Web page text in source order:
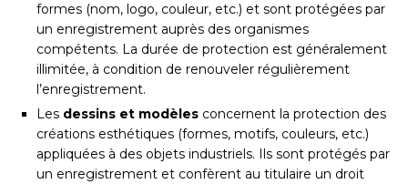
formes (nom, logo, couleur, etc.) et sont protégées par
un enregistrement auprès des organismes
compétents. La durée de protection est généralement
illimitée, à condition de renouveler régulièrement
l’enregistrement.
Les dessins et modèles concernent la protection des
créations esthétiques (formes, motifs, couleurs, etc.)
appliquées à des objets industriels. Ils sont protégés par
un enregistrement et confèrent au titulaire un droit